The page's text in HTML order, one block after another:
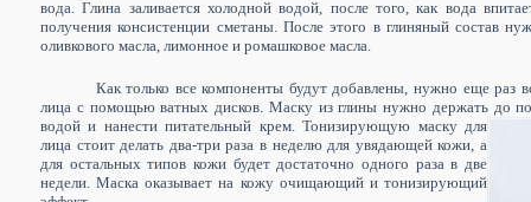
вода. Глина заливается холодной водой, после того, как вода
получения консистенции сметаны. После этого в глиняный состав
оливкового масла, лимонное и ромашковое масла.
Как только все компоненты будут добавлены, нужно еще раз
лица с помощью ватных дисков. Маску из глины нужно держать до
водой и нанести питательный крем. Тонизирующую маску для
лица стоит делать два-три раза в неделю для увядающей кожи, а
для остальных типов кожи будет достаточно одного раза в две
недели. Маска оказывает на кожу очищающий и тонизирующий